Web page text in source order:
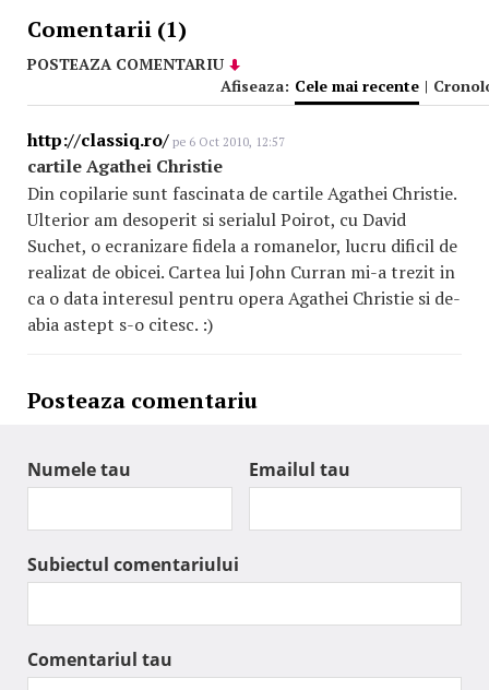
Comentarii (1)
POSTEAZA COMENTARIU
Afiseaza: Cele mai recente |
http://classiq.ro/ pe 6 Oct 2010, 12:57
cartile Agathei Christie
Din copilarie sunt fascinata de cartile Agathei Christie.
Ulterior am desoperit si serialul Poirot, cu David
Suchet, o ecranizare fidela a romanelor, lucru dificil de
realizat de obicei. Cartea lui John Curran mi-a trezit in
ca o data interesul pentru opera Agathei Christie si de-
abia astept s-o citesc. :)
Posteaza comentariu
Numele tau Emailul tau
Subiectul comentariului
Comentariul tau